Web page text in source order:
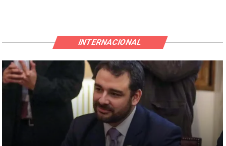
INTERNACIONAL